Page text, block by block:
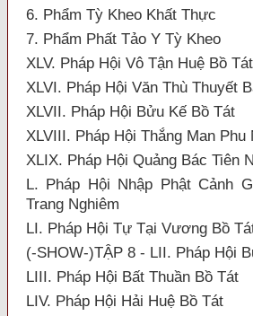
6. Phẩm Tỳ Kheo Khất Thực
7. Phẩm Phất Tảo Y Tỳ Kheo
XLV. Pháp Hội Vô Tận Huệ Bồ Tát
XLVI. Pháp Hội Văn Thù Thuyết
XLVII. Pháp Hội Bửu Kế Bồ Tát
XLVIII. Pháp Hội Thắng Man Phu
XLIX. Pháp Hội Quảng Bác Tiên
L. Pháp Hội Nhập Phật Cảnh
Trang Nghiêm
LI. Pháp Hội Tự Tại Vương Bồ
(-SHOW-)TẬP 8 - LII. Pháp Hội
LIII. Pháp Hội Bất Thuần Bồ Tát
LIV. Pháp Hội Hải Huệ Bồ Tát